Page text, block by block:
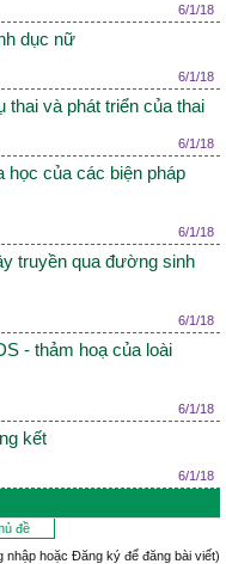
6/1/18
dục nữ
6/1/18
thai và phát triển của thai
6/1/18
học của các biện pháp
6/1/18
truyền qua đường sinh
6/1/18
- thảm hoạ của loài
6/1/18
kết
6/1/18
đề
nhập hoặc Đăng ký để đăng bài viết)